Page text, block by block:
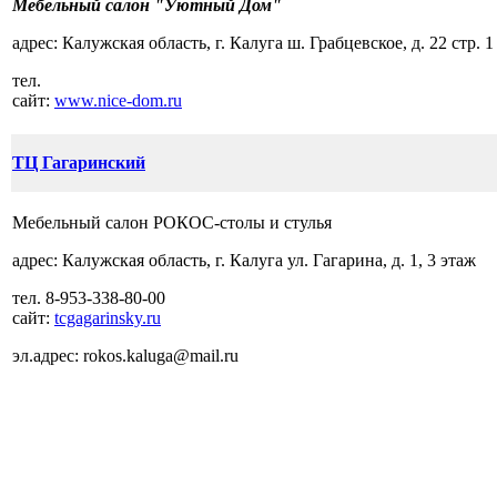
Мебельный салон "Уютный Дом"
адрес: Калужская область, г. Калуга ш. Грабцевское, д. 22 стр. 1
тел.
сайт: www.nice-dom.ru
ТЦ Гагаринский
Мебельный салон РОКОС-столы и стулья
адрес: Калужская область, г. Калуга ул. Гагарина, д. 1, 3 этаж
тел. 8-953-338-80-00
сайт: tcgagarinsky.ru
эл.адрес: rokos.kaluga@mail.ru